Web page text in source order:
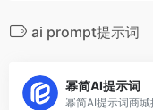
ai prompt提示词
幂简AI提示词